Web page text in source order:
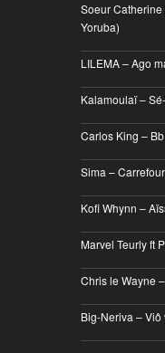
Soeur
Yoruba)
LILEMA – Ago
Kalamoulaï –
Carlos King –
Sima –
Kofi Whynn –
Marvel Teurly ft
Chris le Wayne
Big-Neriva – Viô